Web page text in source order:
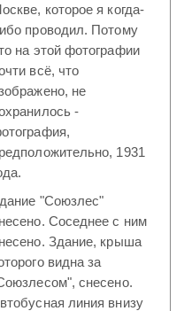
которое я когда-
проводил. Потому
на этой фотографии
всё, что
не
-
1931
"Союзлес"
Соседнее с ним
Здание, крыша
видна за
снесено.
линия внизу